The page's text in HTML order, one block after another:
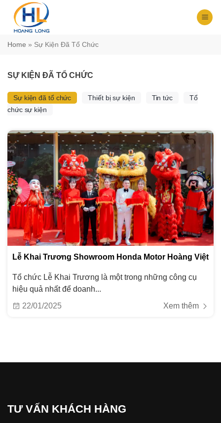
Chuyển
dungHome » Sự Kiện Đã Tổ Chức
SỰ KIỆN ĐÃ TỔ CHỨC
Sự kiện đã tổ chức Thiết bị sự kiện Tin tức
Tổ
chức sự kiện
Lễ Khai Trương Showroom Honda Motor Hoàng Việt
Tổ chức Lễ Khai Trương là một trong những công cụ
hiệu quả nhất để doanh...
22/01/2025
Xem thêm
TƯ VẤN KHÁCH HÀNG